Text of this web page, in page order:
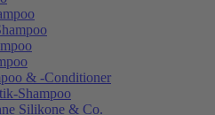
& -Conditioner
Shampoo
Silikone & Co.